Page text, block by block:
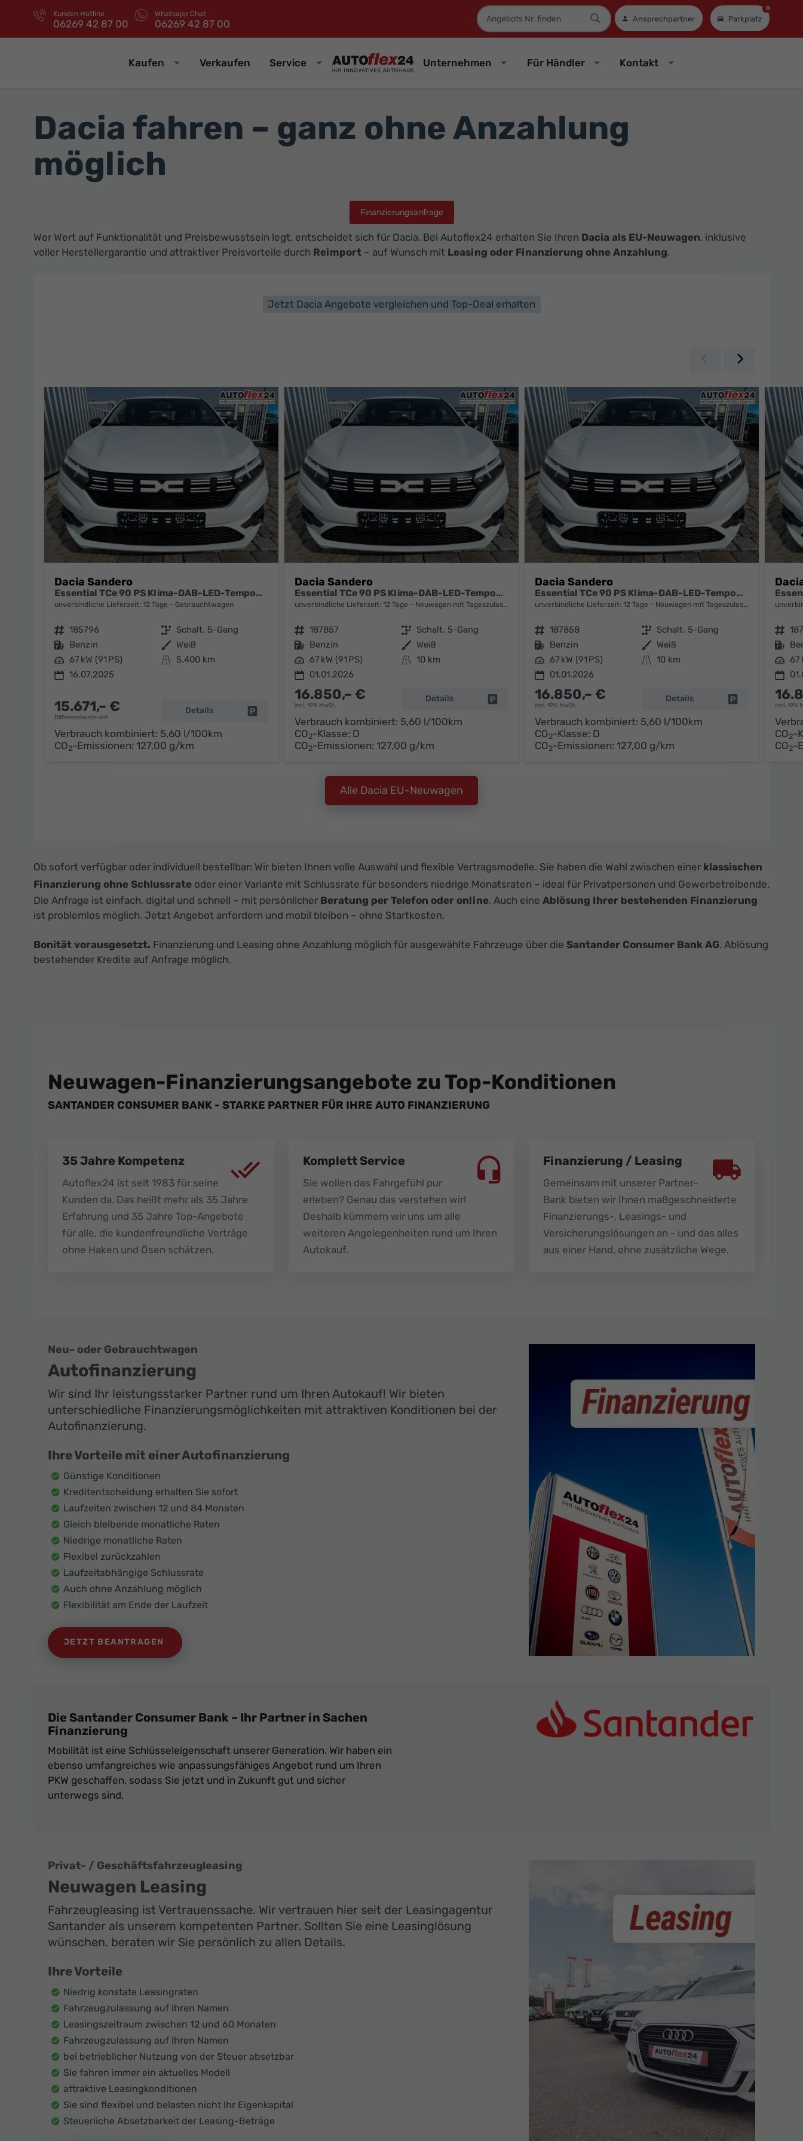
Kunden Hotline
06269 42 87 00
Whatsapp Chat
06269 42 87 00
Fahrzeugnummer
Ansprechpartner Parkplatz
0
Kaufen Verkaufen Service Unternehmen Für Händler Kontakt
Dacia fahren – ganz ohne Anzahlung
möglich
Finanzierungsanfrage
Wer Wert auf Funktionalität und Preisbewusstsein legt, entscheidet sich für Dacia. Bei Autoflex24 erhalten Sie Ihren Dacia als EU-Neuwagen, inklusive
voller Herstellergarantie und attraktiver Preisvorteile durch Reimport – auf Wunsch mit Leasing oder Finanzierung ohne Anzahlung.
Jetzt Dacia Angebote vergleichen und Top-Deal erhalten
Zurück
Dacia Sandero
Essential TCe 90 PS Klima-DAB-LED-Tempomat-Limiter-sofort
unverbindliche Lieferzeit: 12 Tage Gebrauchtwagen
Fahrzeugnr. 185796 Getriebe Schalt. 5-Gang
Kraftstoff Benzin Außenfarbe Weiß
Leistung 67 kW (91 PS) Kilometerstand
5.400 km
16.07.2025
15.671,– €
Differenzbesteuert
Details
Verbrauch kombiniert: 5,60 l/100km
CO2-Emissionen: 127,00 g/km
Dacia Sandero
Essential TCe 90 PS Klima-DAB-LED-Tempomat-Limiter-sofort
unverbindliche Lieferzeit: 12 Tage Neuwagen mit Tageszulassung
Fahrzeugnr. 187857 Getriebe Schalt. 5-Gang
Kraftstoff Benzin Außenfarbe Weiß
Leistung 67 kW (91 PS) Kilometerstand 10 km
01.01.2026
16.850,– €
incl. 19% MwSt.
Details Fahrzeug parken
Verbrauch kombiniert: 5,60 l/100km
CO2-Klasse: D
CO2-Emissionen: 127,00 g/km
Dacia Sandero
Essential TCe 90 PS Klima-DAB-LED-Tempomat-Limiter-sofort
unverbindliche Lieferzeit: 12 Tage Neuwagen mit Tageszulassung
Fahrzeugnr. 187858 Getriebe Schalt. 5-Gang
Kraftstoff Benzin Außenfarbe Weiß
Leistung 67 kW (91 PS) Kilometerstand 10 km
01.01.2026
16.850,– €
incl. 19% MwSt.
Details Fahrzeug parken
Verbrauch kombiniert: 5,60 l/100km
CO2-Klasse: D
CO2-Emissionen: 127,00 g/km
Fahrzeugnr.
Kraftstoff
Leistung 67
incl. 19%
CO2-
CO2-
Alle Dacia EU-Neuwagen
Ob sofort verfügbar oder individuell bestellbar: Wir bieten Ihnen volle Auswahl und flexible Vertragsmodelle. Sie haben die Wahl zwischen einer klassischen
Finanzierung ohne Schlussrate oder einer Variante mit Schlussrate für besonders niedrige Monatsraten – ideal für Privatpersonen und Gewerbetreibende.
Die Anfrage ist einfach, digital und schnell – mit persönlicher Beratung per Telefon oder online. Auch eine Ablösung Ihrer bestehenden Finanzierung
ist problemlos möglich. Jetzt Angebot anfordern und mobil bleiben – ohne Startkosten.
Bonität vorausgesetzt. Finanzierung und Leasing ohne Anzahlung möglich für ausgewählte Fahrzeuge über die Santander Consumer Bank AG. Ablösung
bestehender Kredite auf Anfrage möglich.
Neuwagen-Finanzierungsangebote zu Top-Konditionen
SANTANDER CONSUMER BANK - STARKE PARTNER FÜR IHRE AUTO FINANZIERUNG
35 Jahre Kompetenz
Autoflex24 ist seit 1983 für seine
Kunden da. Das heißt mehr als 35 Jahre
Erfahrung und 35 Jahre Top-Angebote
für alle, die kundenfreundliche Verträge
ohne Haken und Ösen schätzen.
Komplett Service
Sie wollen das Fahrgefühl pur
erleben? Genau das verstehen wir!
Deshalb kümmern wir uns um alle
weiteren Angelegenheiten rund um Ihren
Autokauf.
Finanzierung / Leasing
Gemeinsam mit unserer Partner-
Bank bieten wir Ihnen maßgeschneiderte
Finanzierungs-, Leasings- und
Versicherungslösungen an - und das alles
aus einer Hand, ohne zusätzliche Wege.
Neu- oder Gebrauchtwagen
Autofinanzierung
Wir sind Ihr leistungsstarker Partner rund um Ihren Autokauf! Wir bieten
unterschiedliche Finanzierungsmöglichkeiten mit attraktiven Konditionen bei der
Autofinanzierung.
Ihre Vorteile mit einer Autofinanzierung
Günstige Konditionen
Kreditentscheidung erhalten Sie sofort
Laufzeiten zwischen 12 und 84 Monaten
Gleich bleibende monatliche Raten
Niedrige monatliche Raten
Flexibel zurückzahlen
Laufzeitabhängige Schlussrate
Auch ohne Anzahlung möglich
Flexibilität am Ende der Laufzeit
JETZT BEANTRAGEN
Die Santander Consumer Bank – Ihr Partner in Sachen
Finanzierung
Mobilität ist eine Schlüsseleigenschaft unserer Generation. Wir haben ein
ebenso umfangreiches wie anpassungsfähiges Angebot rund um Ihren
PKW geschaffen, sodass Sie jetzt und in Zukunft gut und sicher
unterwegs sind.
Privat- / Geschäftsfahrzeugleasing
Neuwagen Leasing
Fahrzeugleasing ist Vertrauenssache. Wir vertrauen hier seit der Leasingagentur
Santander als unserem kompetenten Partner. Sollten Sie eine Leasinglösung
wünschen, beraten wir Sie persönlich zu allen Details.
Ihre Vorteile
Niedrig konstate Leasingraten
Fahrzeugzulassung auf Ihren Namen
Leasingszeitraum zwischen 12 und 60 Monaten
Fahrzeugzulassung auf Ihren Namen
bei betrieblicher Nutzung von der Steuer absetzbar
Sie fahren immer ein aktuelles Modell
attraktive Leasingkonditionen
Sie sind flexibel und belasten nicht Ihr Eigenkapital
Steuerliche Absetzbarkeit der Leasing-Beträge